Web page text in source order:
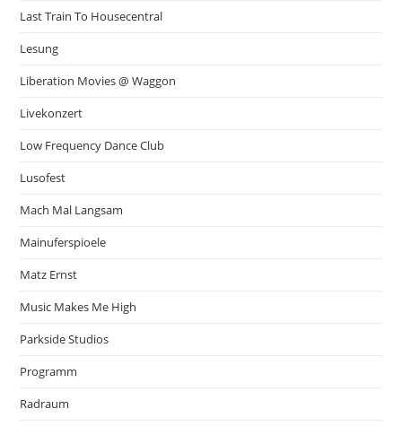
Last Train To Housecentral
Lesung
Liberation Movies @ Waggon
Livekonzert
Low Frequency Dance Club
Lusofest
Mach Mal Langsam
Mainuferspioele
Matz Ernst
Music Makes Me High
Parkside Studios
Programm
Radraum